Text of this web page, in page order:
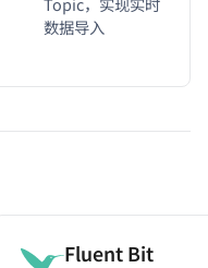
数据导入
Fluent Bit